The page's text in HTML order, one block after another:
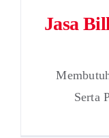
Jasa
Serta